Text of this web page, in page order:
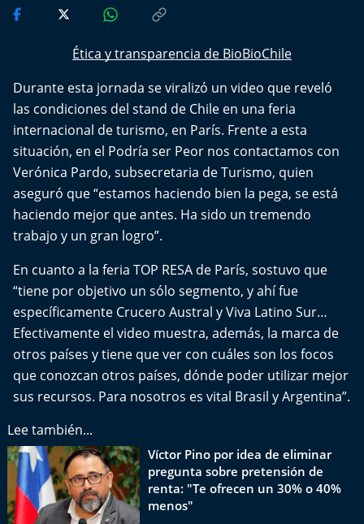
Más de 100 Días
Tu Mereces Ser Feliz
Efemérides
Cultura y Espectáculos
Del Fin del Mundo
Deportes
Conexión Digital
La Ruta del Pulsar
Psicología Abierta
Impacto Tecnológico
Sesiones Dieciocheras
Ética y transparencia de BioBioChile
Durante esta jornada se viralizó un video que reveló
las condiciones del stand de Chile en una feria
internacional de turismo, en París. Frente a esta
situación, en el Podría ser Peor nos contactamos con
Verónica Pardo, subsecretaria de Turismo, quien
aseguró que “estamos haciendo bien la pega, se está
haciendo mejor que antes. Ha sido un tremendo
trabajo y un gran logro”.
En cuanto a la feria TOP RESA de París, sostuvo que
“tiene por objetivo un sólo segmento, y ahí fue
específicamente Crucero Austral y Viva Latino Sur…
Efectivamente el video muestra, además, la marca de
otros países y tiene que ver con cuáles son los focos
que conozcan otros países, dónde poder utilizar mejor
sus recursos. Para nosotros es vital Brasil y Argentina”.
Lee también...
Víctor Pino por idea de eliminar
pregunta sobre pretensión de
renta: "Te ofrecen un 30% o 40%
menos"